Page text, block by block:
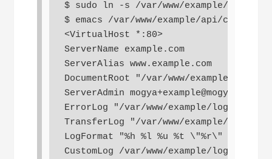
$ sudo ln -s /var/www/example/api/
$ emacs /var/www/example/api/config/
<VirtualHost *:80>
ServerName example.com
ServerAlias www.example.com
DocumentRoot "/var/www/example/html/"
ServerAdmin mogya+example@mogya.com
ErrorLog "/var/www/example/log/
TransferLog "/var/www/example/log/
LogFormat "%h %l %u %t \"%r\" %>s
CustomLog /var/www/example/log/